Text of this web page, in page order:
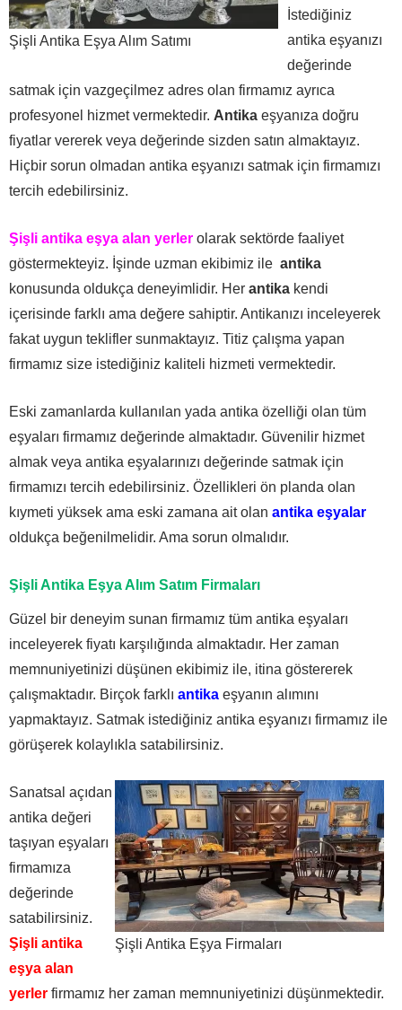
Şişli Antika Eşya Alım Satımı
İstediğiniz
antika eşyanızı
değerinde
satmak için vazgeçilmez adres olan firmamız ayrıca
profesyonel hizmet vermektedir. Antika eşyanıza doğru
fiyatlar vererek veya değerinde sizden satın almaktayız.
Hiçbir sorun olmadan antika eşyanızı satmak için firmamızı
tercih edebilirsiniz.
Şişli antika eşya alan yerler olarak sektörde faaliyet
göstermekteyiz. İşinde uzman ekibimiz ile antika
konusunda oldukça deneyimlidir. Her antika kendi
içerisinde farklı ama değere sahiptir. Antikanızı inceleyerek
fakat uygun teklifler sunmaktayız. Titiz çalışma yapan
firmamız size istediğiniz kaliteli hizmeti vermektedir.
Eski zamanlarda kullanılan yada antika özelliği olan tüm
eşyaları firmamız değerinde almaktadır. Güvenilir hizmet
almak veya antika eşyalarınızı değerinde satmak için
firmamızı tercih edebilirsiniz. Özellikleri ön planda olan
kıymeti yüksek ama eski zamana ait olan antika eşyalar
oldukça beğenilmelidir. Ama sorun olmalıdır.
Şişli Antika Eşya Alım Satım Firmaları
Güzel bir deneyim sunan firmamız tüm antika eşyaları
inceleyerek fiyatı karşılığında almaktadır. Her zaman
memnuniyetinizi düşünen ekibimiz ile, itina göstererek
çalışmaktadır. Birçok farklı antika eşyanın alımını
yapmaktayız. Satmak istediğiniz antika eşyanızı firmamız ile
görüşerek kolaylıkla satabilirsiniz.
Şişli Antika Eşya Firmaları
Sanatsal açıdan
antika değeri
taşıyan eşyaları
firmamıza
değerinde
satabilirsiniz.
Şişli antika
eşya alan
yerler firmamız her zaman memnuniyetinizi düşünmektedir.